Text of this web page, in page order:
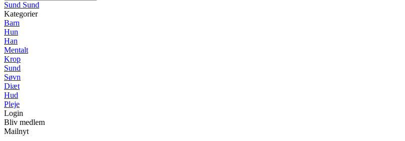
Sund Sund
Kategorier
Barn
Hun
Han
Mentalt
Krop
Sund
Søvn
Diæt
Hud
Pleje
Login
Bliv medlem
Mailnyt